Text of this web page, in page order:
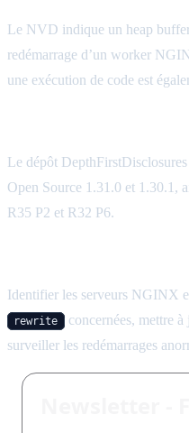
Le NVD indique un heap
redémarrage d’un worker
une exécution de code est
Le dépôt
Open Source 1.31.0 et 1.30.1,
R35 P2 et R32 P6.
Identifier les serveurs NGINX
rewrite concernées, mettre
surveiller les redémarrages